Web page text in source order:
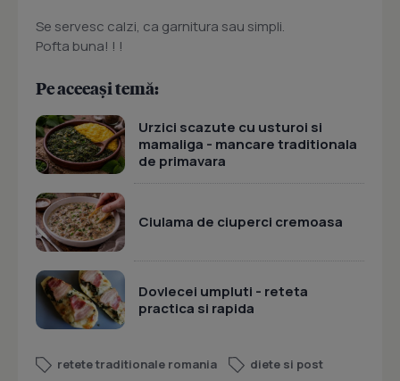
Se servesc calzi, ca garnitura sau simpli.
Pofta buna! ! !
Pe aceeași temă:
Urzici scazute cu usturoi si
mamaliga - mancare traditionala
de primavara
Ciulama de ciuperci cremoasa
Dovlecei umpluti - reteta
practica si rapida
retete traditionale romania
diete si post